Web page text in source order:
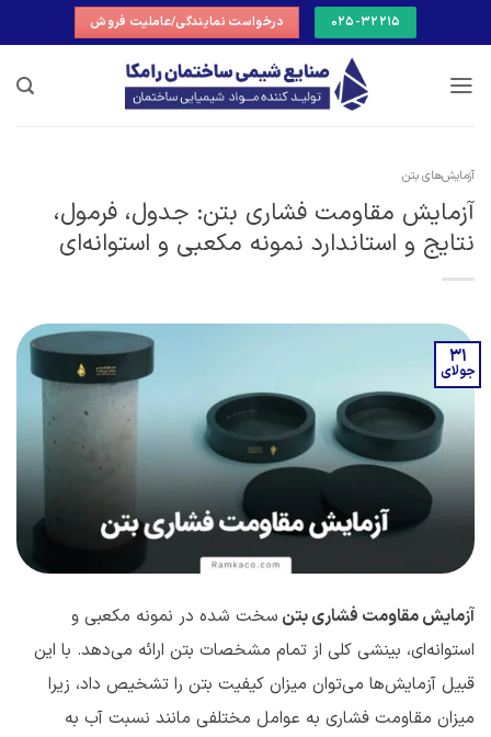
to
025-32215 درخواست نمایندگی/عاملیت فروش
آزمایش‌های بتن
آزمایش مقاومت فشاری بتن: جدول، فرمول،
نتایج و استاندارد نمونه مکعبی و استوانه‌ای
31
جولای
آزمایش مقاومت فشاری بتن سخت شده در نمونه مکعبی و
استوانه‌ای، بینشی کلی از تمام مشخصات بتن ارائه می‌دهد. با این
قبیل آزمایش‌ها می‌توان میزان کیفیت بتن را تشخیص داد، زیرا
میزان مقاومت فشاری به عوامل مختلفی مانند نسبت آب به